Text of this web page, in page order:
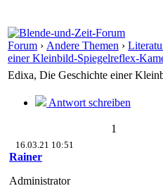
Forum › Andere Themen ›
einer Kleinbild-Spiegelreflex-
Edixa, Die Geschichte einer
Antwort schreiben
1
16.03.21 10:51
Rainer
Administrator